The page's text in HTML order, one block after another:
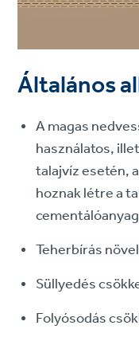
Általános
A magas
használatos,
talajvíz esetén,
hoznak létre a
Teherbírás
Süllyedés
Folyósodás